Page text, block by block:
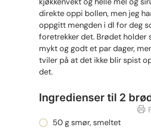
direkte oppi bollen, men jeg
oppgitt mengden i dl for deg
foretrekker det. Brødet holder
mykt og godt et par dager,
tviler på at det ikke blir spist
det.
Ingredienser til 2
50 g smør, smeltet